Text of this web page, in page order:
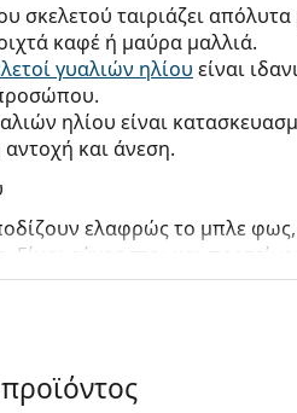
σκελετού ταιριάζει
καφέ ή μαύρα μαλλιά.
γυαλιών ηλίου είναι
ηλίου είναι
και άνεση.
ελαφρώς το μπλε
Είναι εύχρηστοι και
ντεγκραντέ φακούςπου
είναι το πιο φωτεινό.
οδηγούς, για παράδειγμα,